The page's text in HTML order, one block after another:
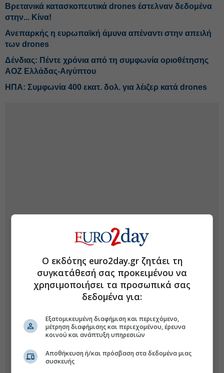
Βρετανικά κατασκοπευτικά drones έστελναν δεδομένα
στην... Κίνα!
Ανεπαρκής η ευρωπαϊκή άμυνα απέναντι στην απειλή
των drones
Δένδιας: Πέντε χρόνια από τη συμφωνία οριοθέτησης
ΑΟΖ Ελλάδας-Αιγύπτου
ΗΠΑ: Συμφωνία 400 εκατ. δολ. για λέιζερ κατά drones
Ο εκδότης euro2day.gr ζητάει τη
συγκατάθεσή σας προκειμένου να
χρησιμοποιήσει τα προσωπικά σας
δεδομένα για:
Εξατομικευμένη διαφήμιση και περιεχόμενο,
μέτρηση διαφήμισης και περιεχομένου, έρευνα
κοινού και ανάπτυξη υπηρεσιών
Αποθήκευση ή/και πρόσβαση στα δεδομένα μιας
συσκευής